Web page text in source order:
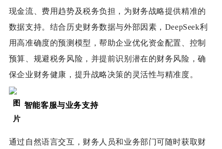
现金流、费用趋势及税务负担，为财务战略提供精准的
数据支持。结合历史财务数据与外部因素，DeepSeek利
用高准确度的预测模型，帮助企业优化资金配置、控制
预算、规避税务风险，并提前识别潜在的财务风险，确
保企业财务健康，提升战略决策的灵活性与精准度。
智能客服与业务支持
通过自然语言交互，财务人员和业务部门可随时获取财